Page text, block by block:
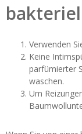
Verwenden
Keine
parfümierter
waschen.
Um